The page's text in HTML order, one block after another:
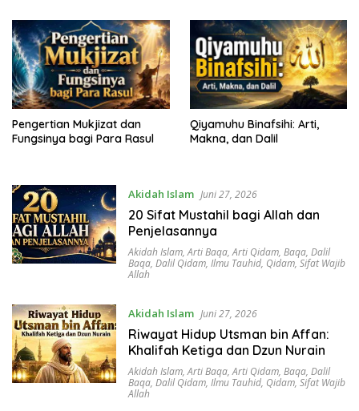
Pengertian Mukjizat dan
Fungsinya bagi Para Rasul
Qiyamuhu Binafsihi: Arti,
Makna, dan Dalil
Akidah Islam Juni 27, 2026
20 Sifat Mustahil bagi Allah dan
Penjelasannya
Akidah Islam,Arti Baqa,Arti Qidam, Baqa, Dalil
Baqa, Dalil Qidam, Ilmu Tauhid, Qidam, Sifat Wajib
Allah
Akidah Islam Juni 27, 2026
Riwayat Hidup Utsman bin Affan:
Khalifah Ketiga dan Dzun Nurain
Akidah Islam,Arti Baqa,Arti Qidam, Baqa, Dalil
Baqa, Dalil Qidam, Ilmu Tauhid, Qidam, Sifat Wajib
Allah